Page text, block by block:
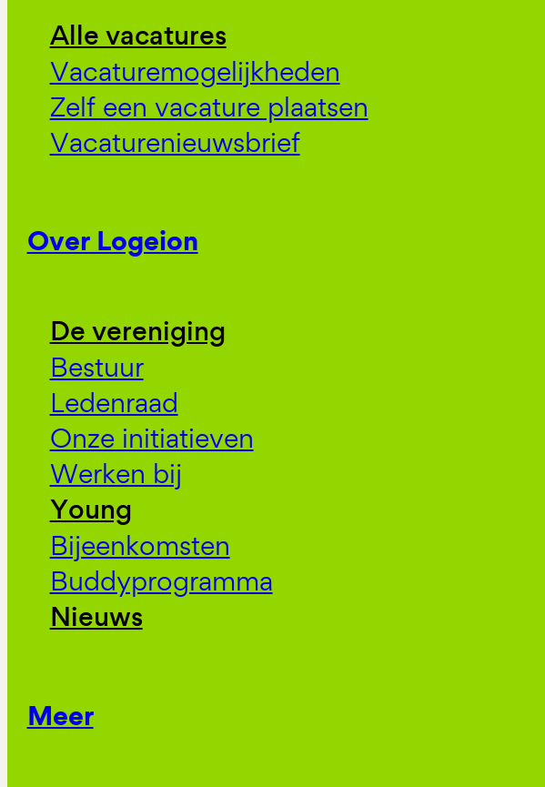
Alle vacatures
Vacaturemogelijkheden
Zelf een vacature plaatsen
Vacaturenieuwsbrief
Over Logeion
De vereniging
Bestuur
Ledenraad
Onze initiatieven
Werken bij
Young
Bijeenkomsten
Buddyprogramma
Nieuws
Meer